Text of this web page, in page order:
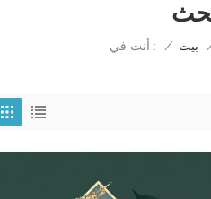
أنت في : / بيت